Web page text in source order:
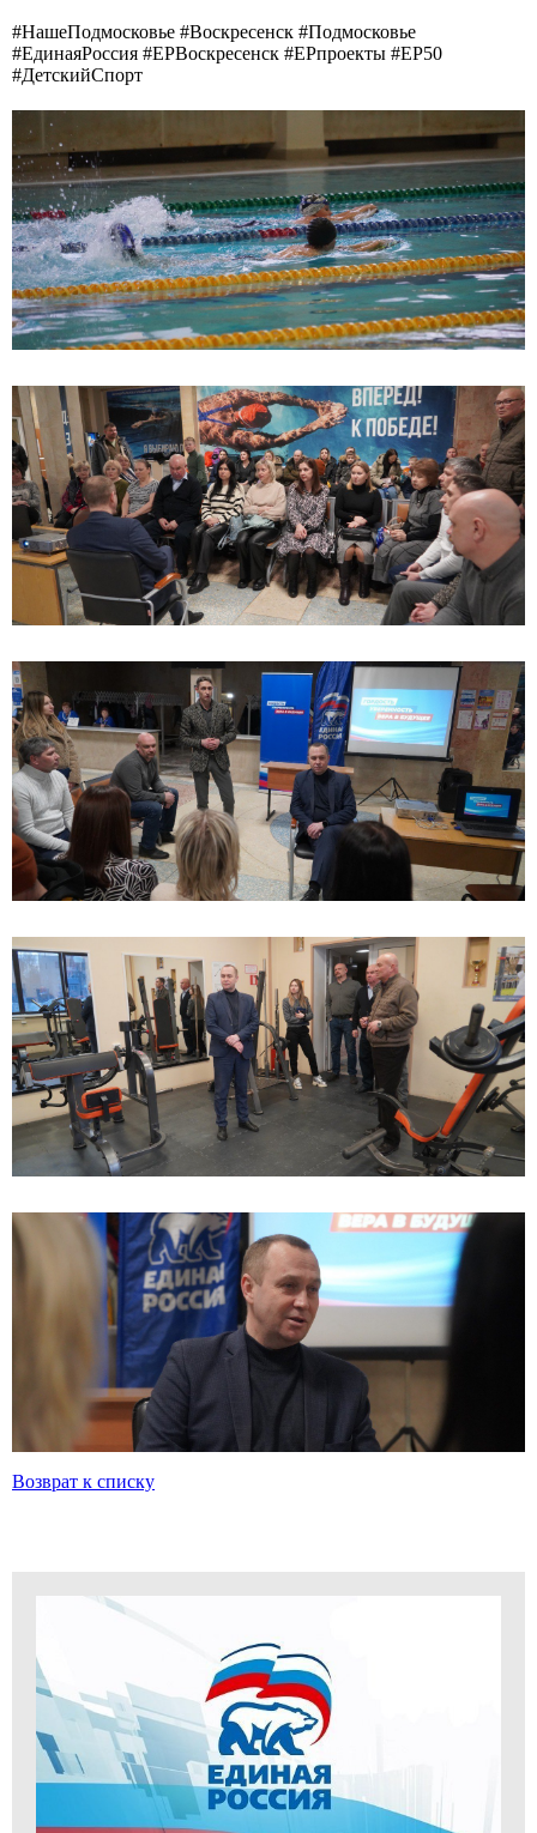
#НашеПодмосковье #Воскресенск #Подмосковье
#ЕдинаяРоссия #ЕРВоскресенск #ЕРпроекты #ЕР50
#ДетскийСпорт
Возврат к списку